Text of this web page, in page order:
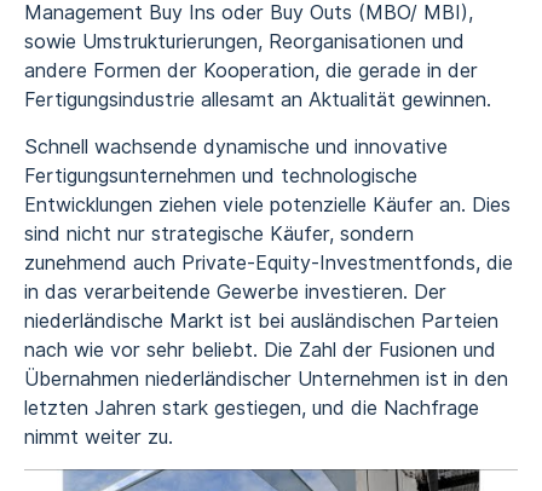
Management Buy Ins oder Buy Outs (MBO/ MBI),
sowie Umstrukturierungen, Reorganisationen und
andere Formen der Kooperation, die gerade in der
Fertigungsindustrie allesamt an Aktualität gewinnen.
Schnell wachsende dynamische und innovative
Fertigungsunternehmen und technologische
Entwicklungen ziehen viele potenzielle Käufer an. Dies
sind nicht nur strategische Käufer, sondern
zunehmend auch Private-Equity-Investmentfonds, die
in das verarbeitende Gewerbe investieren. Der
niederländische Markt ist bei ausländischen Parteien
nach wie vor sehr beliebt. Die Zahl der Fusionen und
Übernahmen niederländischer Unternehmen ist in den
letzten Jahren stark gestiegen, und die Nachfrage
nimmt weiter zu.